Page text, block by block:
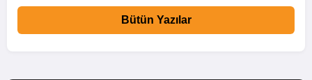
Bütün Yazılar